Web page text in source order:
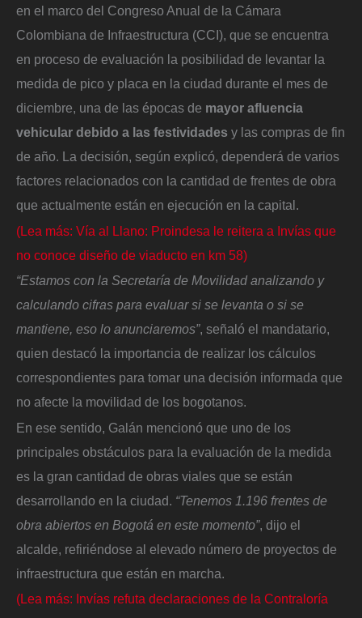
en el marco del Congreso Anual de la Cámara
Colombiana de Infraestructura (CCI), que se encuentra
en proceso de evaluación la posibilidad de levantar la
medida de pico y placa en la ciudad durante el mes de
diciembre, una de las épocas de mayor afluencia
vehicular debido a las festividades y las compras de fin
de año. La decisión, según explicó, dependerá de varios
factores relacionados con la cantidad de frentes de obra
que actualmente están en ejecución en la capital.
(Lea más: Vía al Llano: Proindesa le reitera a Invías que
no conoce diseño de viaducto en km 58)
“Estamos con la Secretaría de Movilidad analizando y
calculando cifras para evaluar si se levanta o si se
mantiene, eso lo anunciaremos”, señaló el mandatario,
quien destacó la importancia de realizar los cálculos
correspondientes para tomar una decisión informada que
no afecte la movilidad de los bogotanos.
En ese sentido, Galán mencionó que uno de los
principales obstáculos para la evaluación de la medida
es la gran cantidad de obras viales que se están
desarrollando en la ciudad. “Tenemos 1.196 frentes de
obra abiertos en Bogotá en este momento”, dijo el
alcalde, refiriéndose al elevado número de proyectos de
infraestructura que están en marcha.
(Lea más: Invías refuta declaraciones de la Contraloría